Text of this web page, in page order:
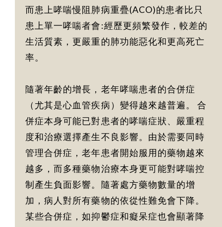
而患上哮喘慢阻肺病重疊(ACO)的患者比只
患上單一哮喘者會:經歷更頻繁發作，較差的
生活質素，更嚴重的肺功能惡化和更高死亡
率。
隨著年齡的增長，老年哮喘患者的合併症
（尤其是心血管疾病）變得越來越普遍。 合
併症本身可能已對患者的哮喘症狀、嚴重程
度和治療選擇產生不良影響。由於需要同時
管理合併症，老年患者開始服用的藥物越來
越多，而多種藥物治療本身更可能對哮喘控
制產生負面影響。隨著處方藥物數量的增
加，病人對所有藥物的依從性難免會下降。
某些合併症，如抑鬱症和癡呆症也會顯著降